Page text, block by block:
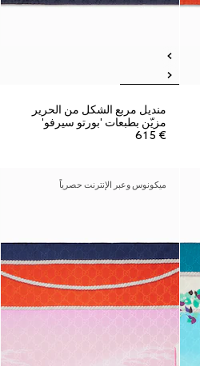
منديل مربع الشكل من الحرير
مزيّن بطبعات 'بورتو سيرفو'
€ 615
ميكونوس وعبر الإنترنت حصرياً